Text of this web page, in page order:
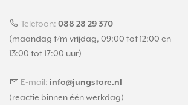
Telefoon: 088 28 29 370
(maandag t/m vrijdag, 09:00 tot 12:00 en
13:00 tot 17:00 uur)
E-mail: info@jungstore.nl
(reactie binnen één werkdag)